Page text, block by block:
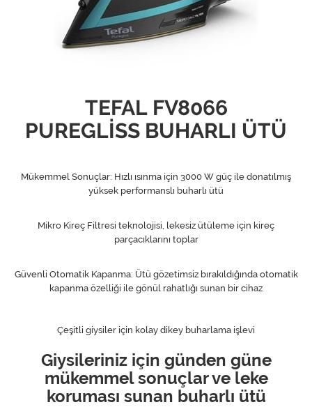
TEFAL FV8066
PUREGLİSS BUHARLI ÜTÜ
Mükemmel Sonuçlar: Hızlı ısınma için 3000 W güç ile donatılmış
yüksek performanslı buharlı ütü
Mikro Kireç Filtresi teknolojisi, lekesiz ütüleme için kireç
parçacıklarını toplar
Güvenli Otomatik Kapanma: Ütü gözetimsiz bırakıldığında otomatik
kapanma özelliği ile gönül rahatlığı sunan bir cihaz
Çeşitli giysiler için kolay dikey buharlama işlevi
Giysileriniz için günden güne
mükemmel sonuçlar ve leke
koruması sunan buharlı ütü